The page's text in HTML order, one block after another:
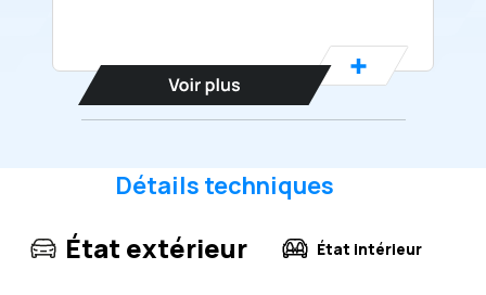
Détails techniques
État extérieur État intérieur